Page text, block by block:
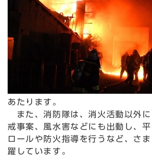
あたります。
また、消防隊は、消火活動以外に
戒事案、風水害などにも出動し、
ロールや防火指導を行うなど、さ
躍しています。